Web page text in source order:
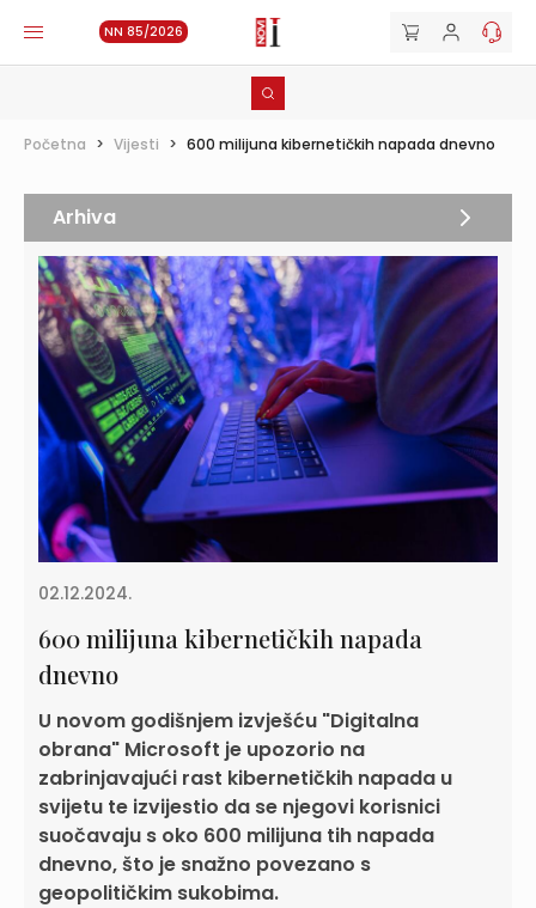
NN 85/2026
Početna > Vijesti > 600 milijuna kibernetičkih napada dnevno
02.12.2024.
600 milijuna kibernetičkih napada
dnevno
U novom godišnjem izvješću "Digitalna
obrana" Microsoft je upozorio na
zabrinjavajući rast kibernetičkih napada u
svijetu te izvijestio da se njegovi korisnici
suočavaju s oko 600 milijuna tih napada
dnevno, što je snažno povezano s
geopolitičkim sukobima.
Arhiva